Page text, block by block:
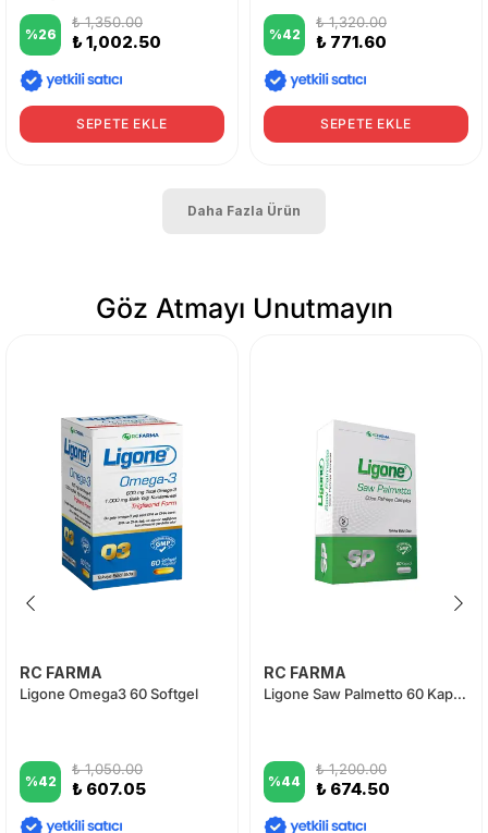
%26
₺ 1,350.00
₺ 1,002.50
SEPETE EKLE
%42
₺ 1,320.00
₺ 771.60
SEPETE EKLE
Daha Fazla Ürün
Göz Atmayı Unutmayın
RC FARMA
Ligone Omega3 60 Softgel
%42
₺ 1,050.00
₺ 607.05
RC FARMA
Ligone Saw Palmetto 60 Kapsül
%44
₺ 1,200.00
₺ 674.50